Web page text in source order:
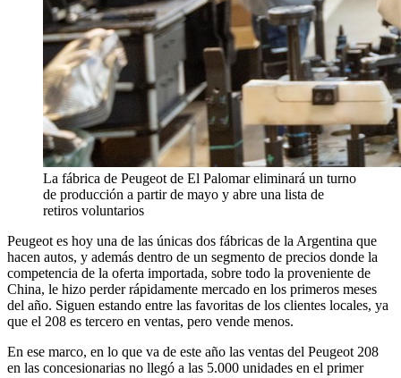
La fábrica de Peugeot de El Palomar eliminará un turno
de producción a partir de mayo y abre una lista de
retiros voluntarios
Peugeot es hoy una de las únicas dos fábricas de la Argentina que
hacen autos, y además dentro de un segmento de precios donde la
competencia de la oferta importada, sobre todo la proveniente de
China, le hizo perder rápidamente mercado en los primeros meses
del año. Siguen estando entre las favoritas de los clientes locales, ya
que el 208 es tercero en ventas, pero vende menos.
En ese marco, en lo que va de este año las ventas del Peugeot 208
en las concesionarias no llegó a las 5.000 unidades en el primer